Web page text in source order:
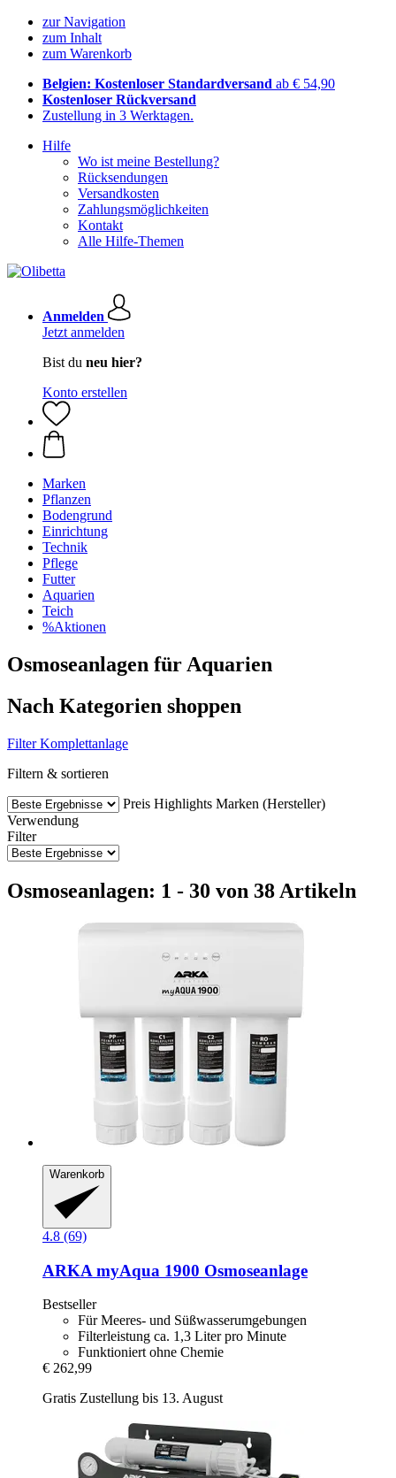
zur Navigation
zum Inhalt
zum Warenkorb
Belgien: Kostenloser Standardversand ab € 54,90
Kostenloser Rückversand
Zustellung in 3 Werktagen.
Hilfe
Wo ist meine Bestellung?
Rücksendungen
Versandkosten
Zahlungsmöglichkeiten
Kontakt
Alle Hilfe-Themen
Anmelden
Jetzt anmelden
Bist du neu hier?
Konto erstellen
Marken
Pflanzen
Bodengrund
Einrichtung
Technik
Pflege
Futter
Aquarien
Teich
%Aktionen
Osmoseanlagen für Aquarien
Nach Kategorien shoppen
Filter Komplettanlage
Filtern & sortieren
Preis Highlights Marken (Hersteller)
Verwendung
Filter
Osmoseanlagen: 1 - 30 von 38 Artikeln
Warenkorb
4.8 (69)
ARKA myAqua 1900 Osmoseanlage
Bestseller
Für Meeres- und Süßwasserumgebungen
Filterleistung ca. 1,3 Liter pro Minute
Funktioniert ohne Chemie
€ 262,99
Gratis Zustellung bis 13. August